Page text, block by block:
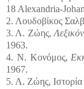
18 Alexandria-
2. Λουδοβίκος
3. Λ. Ζώης,
1963.
4. Ν. Κονόμος,
1967.
5. Λ. Ζώης,